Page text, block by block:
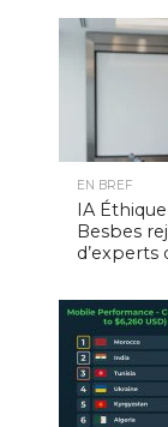
EN BREF
IA
Besbes
d’experts